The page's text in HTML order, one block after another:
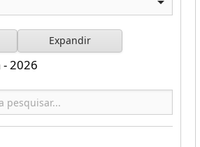
Expandir
- 2026